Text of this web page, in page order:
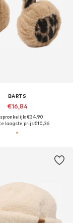
BARTS
€16,84
€34,90
laagste prijs:€10,36